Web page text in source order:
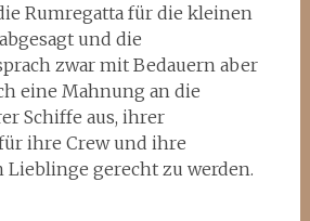
Rumregatta für die kleinen
und die
zwar mit Bedauern aber
eine Mahnung an die
Schiffe aus, ihrer
ihre Crew und ihre
Lieblinge gerecht zu werden.